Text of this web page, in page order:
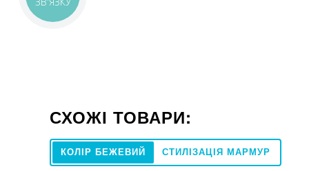
СХОЖІ ТОВАРИ:
КОЛІР БЕЖЕВИЙ СТИЛІЗАЦІЯ МАРМУР